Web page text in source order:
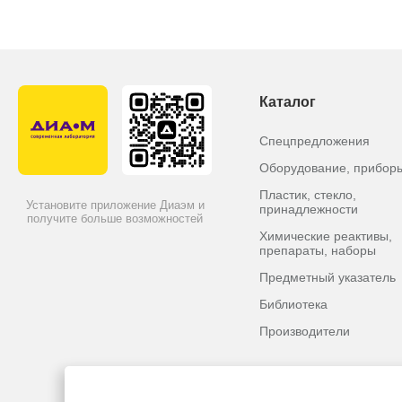
30057588 Нет в наличии
Принтер этикеток Т4
30103961
Бумага
Установите приложение Диаэм и
получите больше возможностей
Каталог
Спецпредложения
Оборудование,
Пластик, стекло,
принадлежности
Химические реактивы,
препараты, наборы
Предметный указатель
Библиотека
Производители